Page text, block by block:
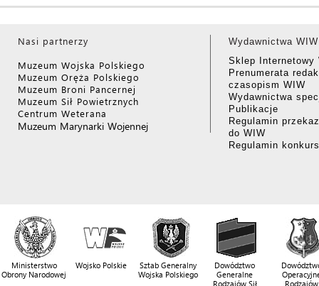
Nasi partnerzy
Muzeum Wojska Polskiego
Muzeum Oręża Polskiego
Muzeum Broni Pancernej
Muzeum Sił Powietrznych
Centrum Weterana
Muzeum Marynarki Wojennej
Wydawnictwa WIW
Sklep Internetowy
Prenumerata
czasopism WIW
Wydawnictwa
Publikacje
Regulamin
do WIW
Regulamin
Ministerstwo
Obrony Narodowej
Wojsko Polskie
Sztab Generalny
Wojska Polskiego
Dowództwo
Generalne
Rodzajów Sił
Rodzajów